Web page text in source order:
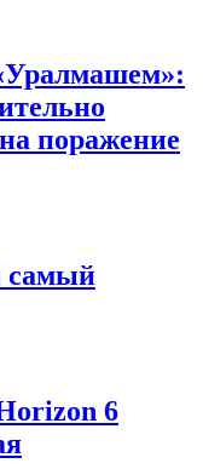
поражение
самый
6